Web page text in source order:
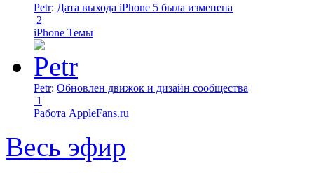
Petr: Дата выхода iPhone 5 была изменена
2
iPhone Темы
Petr: Обновлен движок и дизайн сообщества
1
Работа AppleFans.ru
Весь эфир